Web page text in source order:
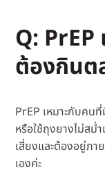
Q: PrEP
ต้องกินต
PrEP เหมาะกับคน
หรือใช้ถุงยางไม่สม่
เสี่ยงและต้องอยู่ภา
เองค่ะ